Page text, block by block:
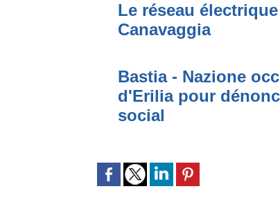
Le réseau
Canavaggia
Bastia - Nazione
d'Erilia pour
social